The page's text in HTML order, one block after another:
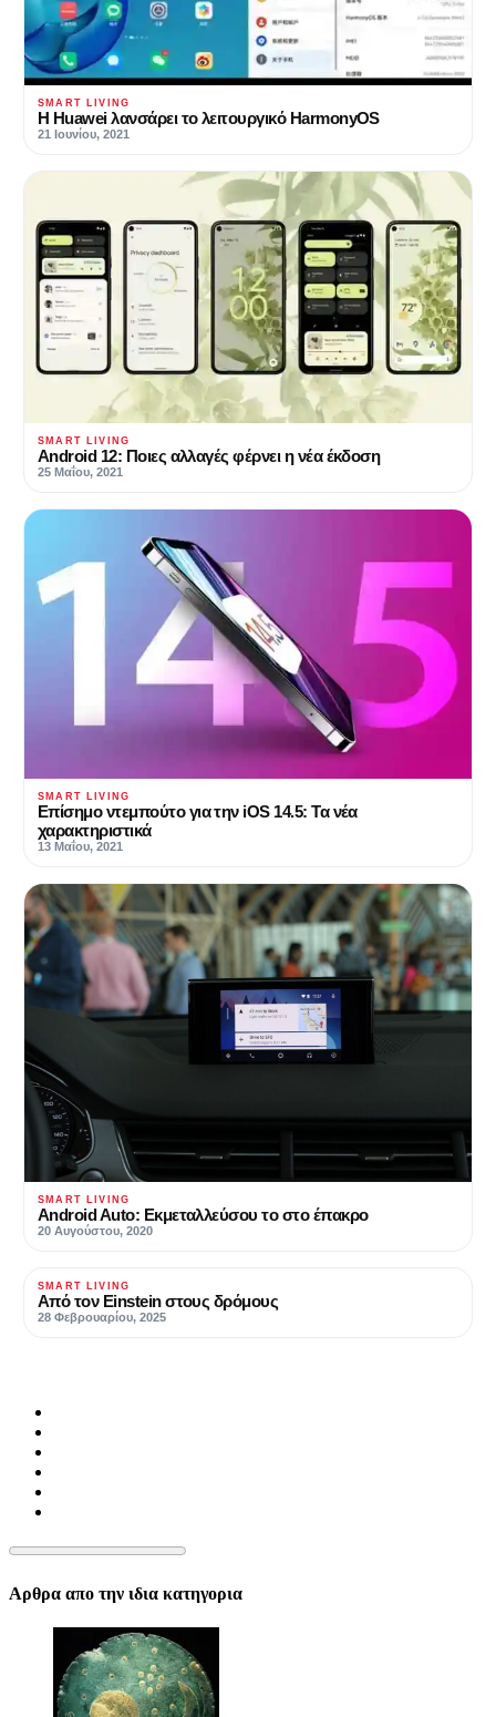
SMART LIVING
Η Huawei λανσάρει το λειτουργικό HarmonyOS
21 Ιουνίου, 2021
SMART LIVING
Android 12: Ποιες αλλαγές φέρνει η νέα έκδοση
25 Μαΐου, 2021
SMART LIVING
Επίσημο ντεμπούτο για την iOS 14.5: Τα νέα
χαρακτηριστικά
13 Μαΐου, 2021
SMART LIVING
Android Auto: Εκμεταλλεύσου το στο έπακρο
20 Αυγούστου, 2020
SMART LIVING
Από τον Einstein στους δρόμους
28 Φεβρουαρίου, 2025
Αρθρα απο την ιδια κατηγορια